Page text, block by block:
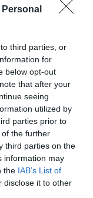
third parties, or
for
below opt-out
that after your
seeing
utilized by
parties prior to
the further
third parties on the
information may
the IAB’s List of
disclose it to other
tartalom [X]
több
alapozva
szerepet tölt be
iskolájának